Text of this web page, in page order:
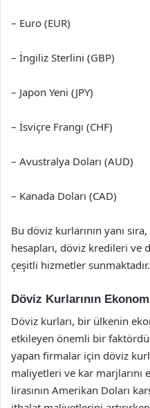
– Euro (EUR)
– İngiliz Sterlini (GBP)
– Japon Yeni (JPY)
– İsviçre Frangı (CHF)
– Avustralya Doları (AUD)
– Kanada Doları (CAD)
Bu döviz kurlarının yanı
hesapları, döviz kredileri ve
çeşitli hizmetler sunmaktadır.
Döviz Kurlarının
Döviz kurları, bir ülkenin
etkileyen önemli bir
yapan firmalar için döviz
maliyetleri ve kar marjlarını
lirasının Amerikan Doları